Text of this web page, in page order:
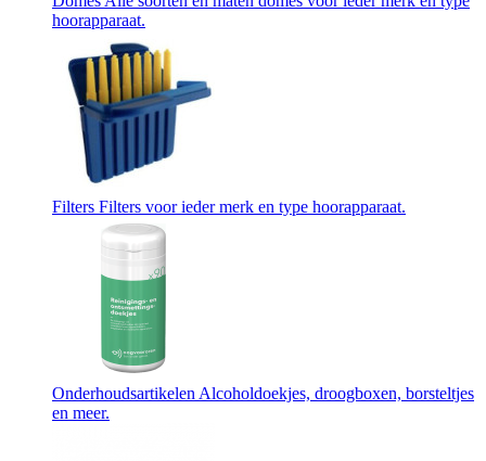
hoorapparaat.
Filters Filters voor ieder merk en type hoorapparaat.
Onderhoudsartikelen Alcoholdoekjes, droogboxen, borsteltjes
en meer.